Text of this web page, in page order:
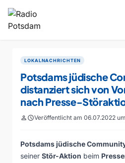
LOKALNACHRICHTEN
Potsdams jüdische
distanziert sich von
nach Presse-
personscheduleVeröffentlicht am 06.07.2022
Potsdams jüdische
seiner Stör-Aktion beim